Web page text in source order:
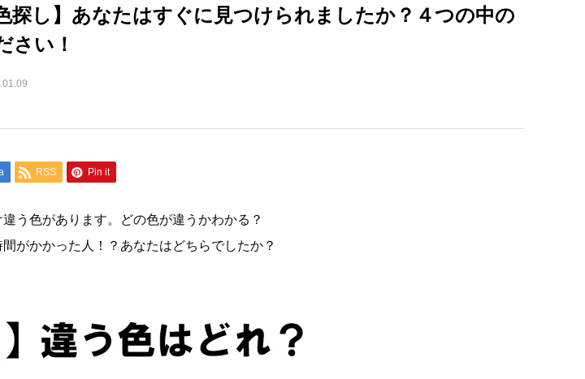
探し】あなたはすぐに見つけられましたか？４つの中の
さい！
RSS Pin it
う色があります。どの色が違うかわかる？
がかかった人！？あなたはどちらでしたか？